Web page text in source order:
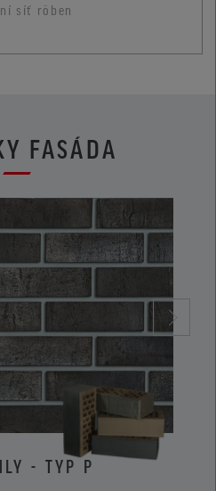
síť röben
FASÁDA
- TYP P